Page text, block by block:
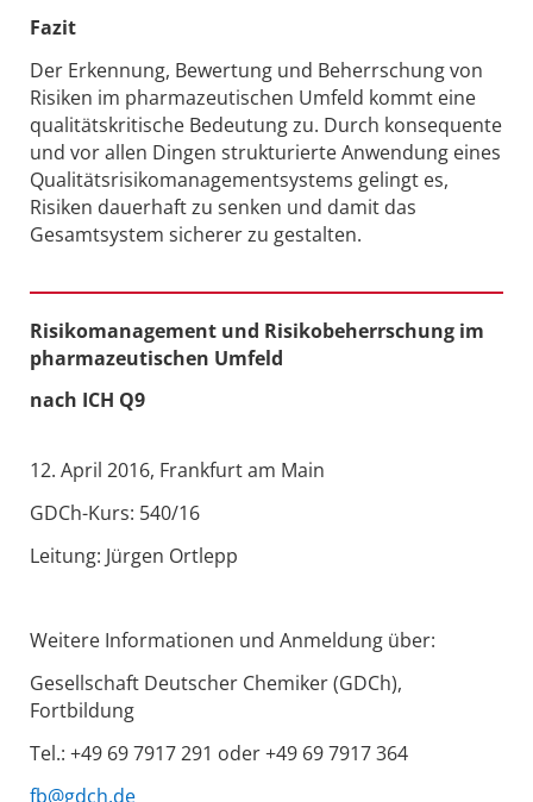
Fazit
Der Erkennung, Bewertung und Beherrschung von
Risiken im pharmazeutischen Umfeld kommt eine
qualitätskritische Bedeutung zu. Durch konsequente
und vor allen Dingen strukturierte Anwendung eines
Qualitätsrisikomanagementsystems gelingt es,
Risiken dauerhaft zu senken und damit das
Gesamtsystem sicherer zu gestalten.
Risikomanagement und Risikobeherrschung im
pharmazeutischen Umfeld
nach ICH Q9
12. April 2016, Frankfurt am Main
GDCh-Kurs: 540/16
Leitung: Jürgen Ortlepp
Weitere Informationen und Anmeldung über:
Gesellschaft Deutscher Chemiker (GDCh),
Fortbildung
Tel.: +49 69 7917 291 oder +49 69 7917 364
fb@gdch.de